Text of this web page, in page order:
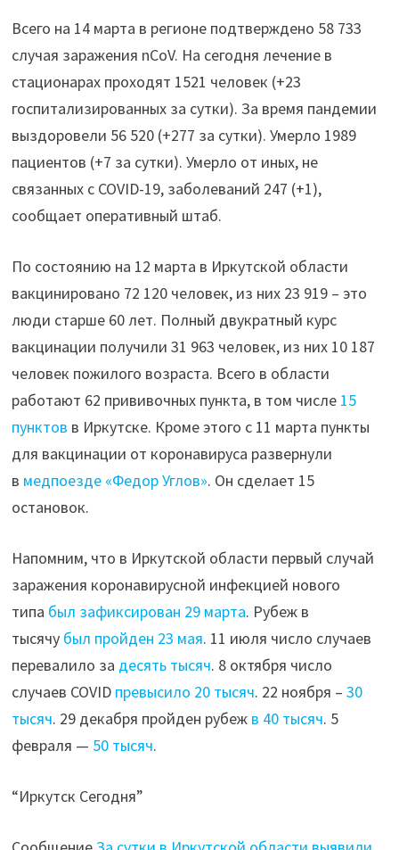
Всего на 14 марта в регионе подтверждено 58 733
случая заражения nCoV. На сегодня лечение в
стационарах проходят 1521 человек (+23
госпитализированных за сутки). За время пандемии
выздоровели 56 520 (+277 за сутки). Умерло 1989
пациентов (+7 за сутки). Умерло от иных, не
связанных с COVID-19, заболеваний 247 (+1),
сообщает оперативный штаб.
По состоянию на 12 марта в Иркутской области
вакцинировано 72 120 человек, из них 23 919 – это
люди старше 60 лет. Полный двукратный курс
вакцинации получили 31 963 человек, из них 10 187
человек пожилого возраста. Всего в области
работают 62 прививочных пункта, в том числе 15
пунктов в Иркутске. Кроме этого с 11 марта пункты
для вакцинации от коронавируса развернули
в медпоезде «Федор Углов». Он сделает 15
остановок.
Напомним, что в Иркутской области первый случай
заражения коронавирусной инфекцией нового
типа был зафиксирован 29 марта. Рубеж в
тысячу был пройден 23 мая. 11 июля число случаев
перевалило за десять тысяч. 8 октября число
случаев COVID превысило 20 тысяч. 22 ноября – 30
тысяч. 29 декабря пройден рубеж в 40 тысяч. 5
февраля — 50 тысяч.
“Иркутск Сегодня”